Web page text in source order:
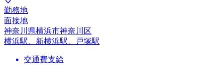
勤務地
面接地
神奈川県横浜市神奈川区
横浜駅、新横浜駅、戸塚駅
交通費支給